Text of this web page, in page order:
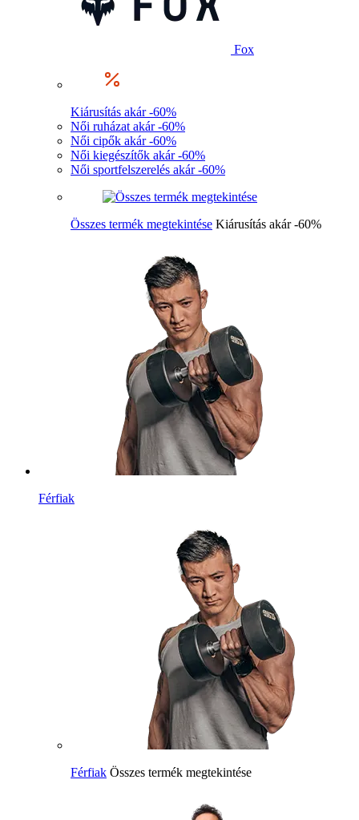
Fox
Kiárusítás akár -60%
Női ruházat akár -60%
Női cipők akár -60%
Női kiegészítők akár -60%
Női sportfelszerelés akár -60%
Összes termék megtekintése Kiárusítás akár -60%
Férfiak
Férfiak Összes termék megtekintése